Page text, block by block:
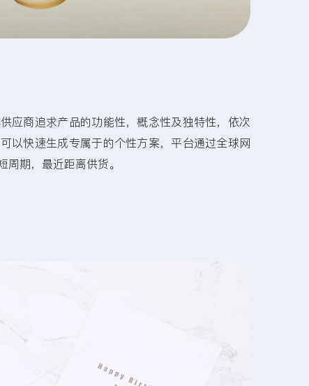
应商追求产品的功能性，概念性及独特性，依次
以快速生成专属于的个性方案，平台通过全球网
期，最近距离供货。